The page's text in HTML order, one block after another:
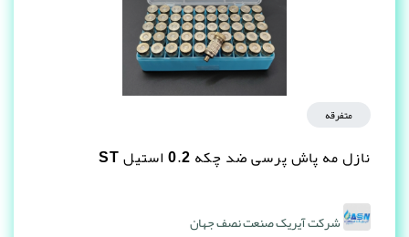
متفرقه
نازل مه پاش پرسی ضد چکه 0.2 استیل ST
شرکت آیریک صنعت نصف جهان